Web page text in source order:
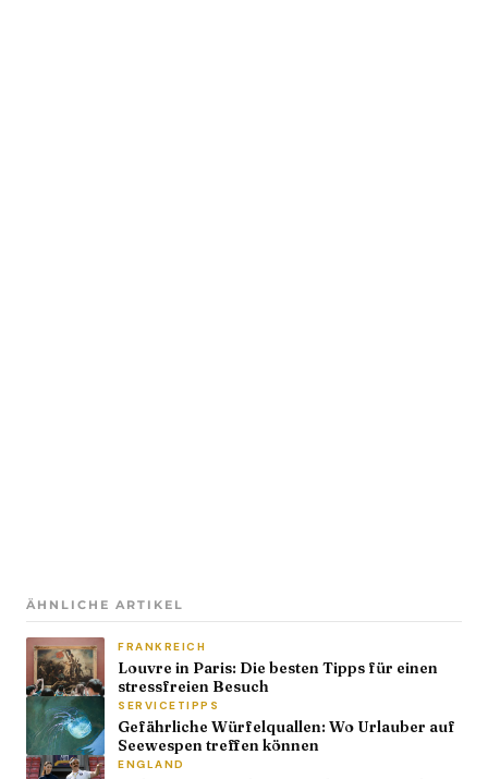
ÄHNLICHE ARTIKEL
FRANKREICH
Louvre in Paris: Die besten Tipps für einen
stressfreien Besuch
SERVICETIPPS
Gefährliche Würfelquallen: Wo Urlauber auf
Seewespen treffen können
ENGLAND